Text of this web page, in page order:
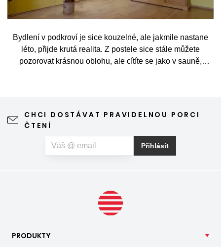
Bydlení v podkroví je sice kouzelné, ale jakmile nastane
léto, přijde krutá realita. Z postele sice stále můžete
pozorovat krásnou oblohu, ale cítíte se jako v sauně,
CHCI DOSTÁVAT PRAVIDELNOU PORCI
ČTENÍ
Přihlásit
PRODUKTY